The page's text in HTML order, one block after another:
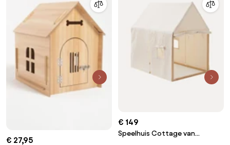
€ 27,95
€ 149
Speelhuis Cottage van